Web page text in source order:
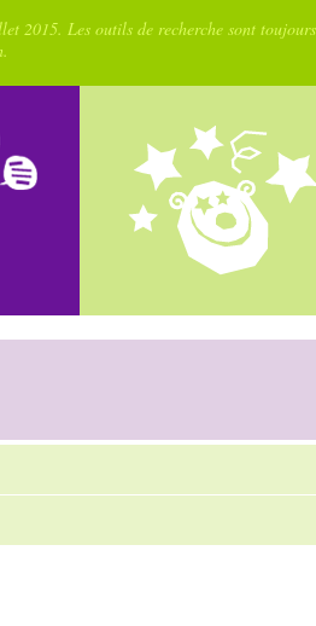
2015. Les outils de recherche sont